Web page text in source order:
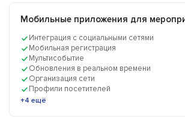
Мобильные приложения для
Интеграция с социальными сетями
Мобильная регистрация
Мультисобытие
Обновления в реальном времени
Организация сети
Профили посетителей
+4 ещё